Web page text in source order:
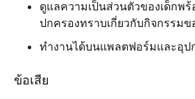
ดูแลความเป็นส่วนตัวของเด็กพ
ปกครองทราบเกี่ยวกับกิจกรรมข
ทำงานได้บนแพลตฟอร์มและอุ
ข้อเสีย